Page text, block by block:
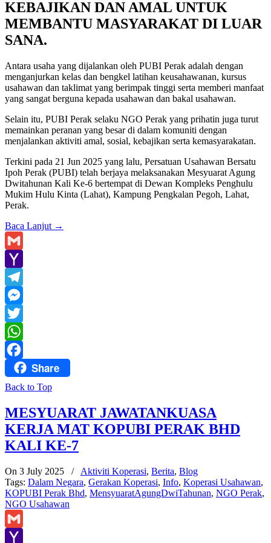
KEBAJIKAN DAN AMAL UNTUK
MEMBANTU MASYARAKAT DI LUAR
SANA.
Antara usaha yang dijalankan oleh PUBI Perak adalah dengan
menganjurkan kelas dan bengkel latihan keusahawanan, kursus
usahawan dan taklimat yang berimpak tinggi serta memberi manfaat
yang sangat berguna kepada usahawan dan bakal usahawan.
Selain itu, PUBI Perak selaku NGO Perak yang prihatin juga turut
memainkan peranan yang besar di dalam komuniti dengan
menjalankan aktiviti amal, sosial, kebajikan serta kemasyarakatan.
Terkini pada 21 Jun 2025 yang lalu, Persatuan Usahawan Bersatu
Ipoh Perak (PUBI) telah berjaya melaksanakan Mesyuarat Agung
Dwitahunan Kali Ke-6 bertempat di Dewan Kompleks Penghulu
Mukim Hulu Kinta (Lahat), Kampung Pengkalan Pegoh, Lahat,
Perak.
Baca Lanjut →
Gmail
Yahoo
Mail
Telegram
Messenger
Twitter
WhatsApp
FacebookShare
Back to Top
MESYUARAT JAWATANKUASA
KERJA MAT KOPUBI PERAK BHD
KALI KE-7
On 3 July 2025 / Aktiviti Koperasi, Berita, Blog
Tags: Dalam Negara, Gerakan Koperasi, Info, Koperasi Usahawan,
KOPUBI Perak Bhd, MensyuaratAgungDwiTahunan, NGO Perak,
NGO Usahawan
Gmail